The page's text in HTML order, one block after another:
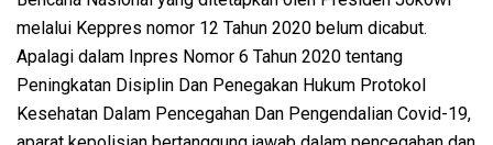
melalui Keppres nomor 12 Tahun 2020 belum dicabut.
Apalagi dalam Inpres Nomor 6 Tahun 2020 tentang
Peningkatan Disiplin Dan Penegakan Hukum Protokol
Kesehatan Dalam Pencegahan Dan Pengendalian Covid-19,